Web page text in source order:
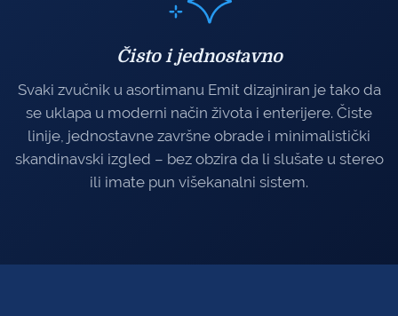
Čisto i jednostavno
Svaki zvučnik u asortimanu Emit dizajniran je tako da
se uklapa u moderni način života i enterijere. Čiste
linije, jednostavne završne obrade i minimalistički
skandinavski izgled – bez obzira da li slušate u stereo
ili imate pun višekanalni sistem.